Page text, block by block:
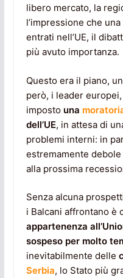
libero mercato, la
l’impressione che
entrati nell’UE, il
più avuto importanza.
Questo era il piano,
però, i leader
imposto una
dell’UE, in attesa di
problemi interni: in
estremamente
alla prossima
Senza alcuna
i Balcani affrontano è
appartenenza
sospeso per molto
inevitabilmente delle
Serbia, lo Stato più